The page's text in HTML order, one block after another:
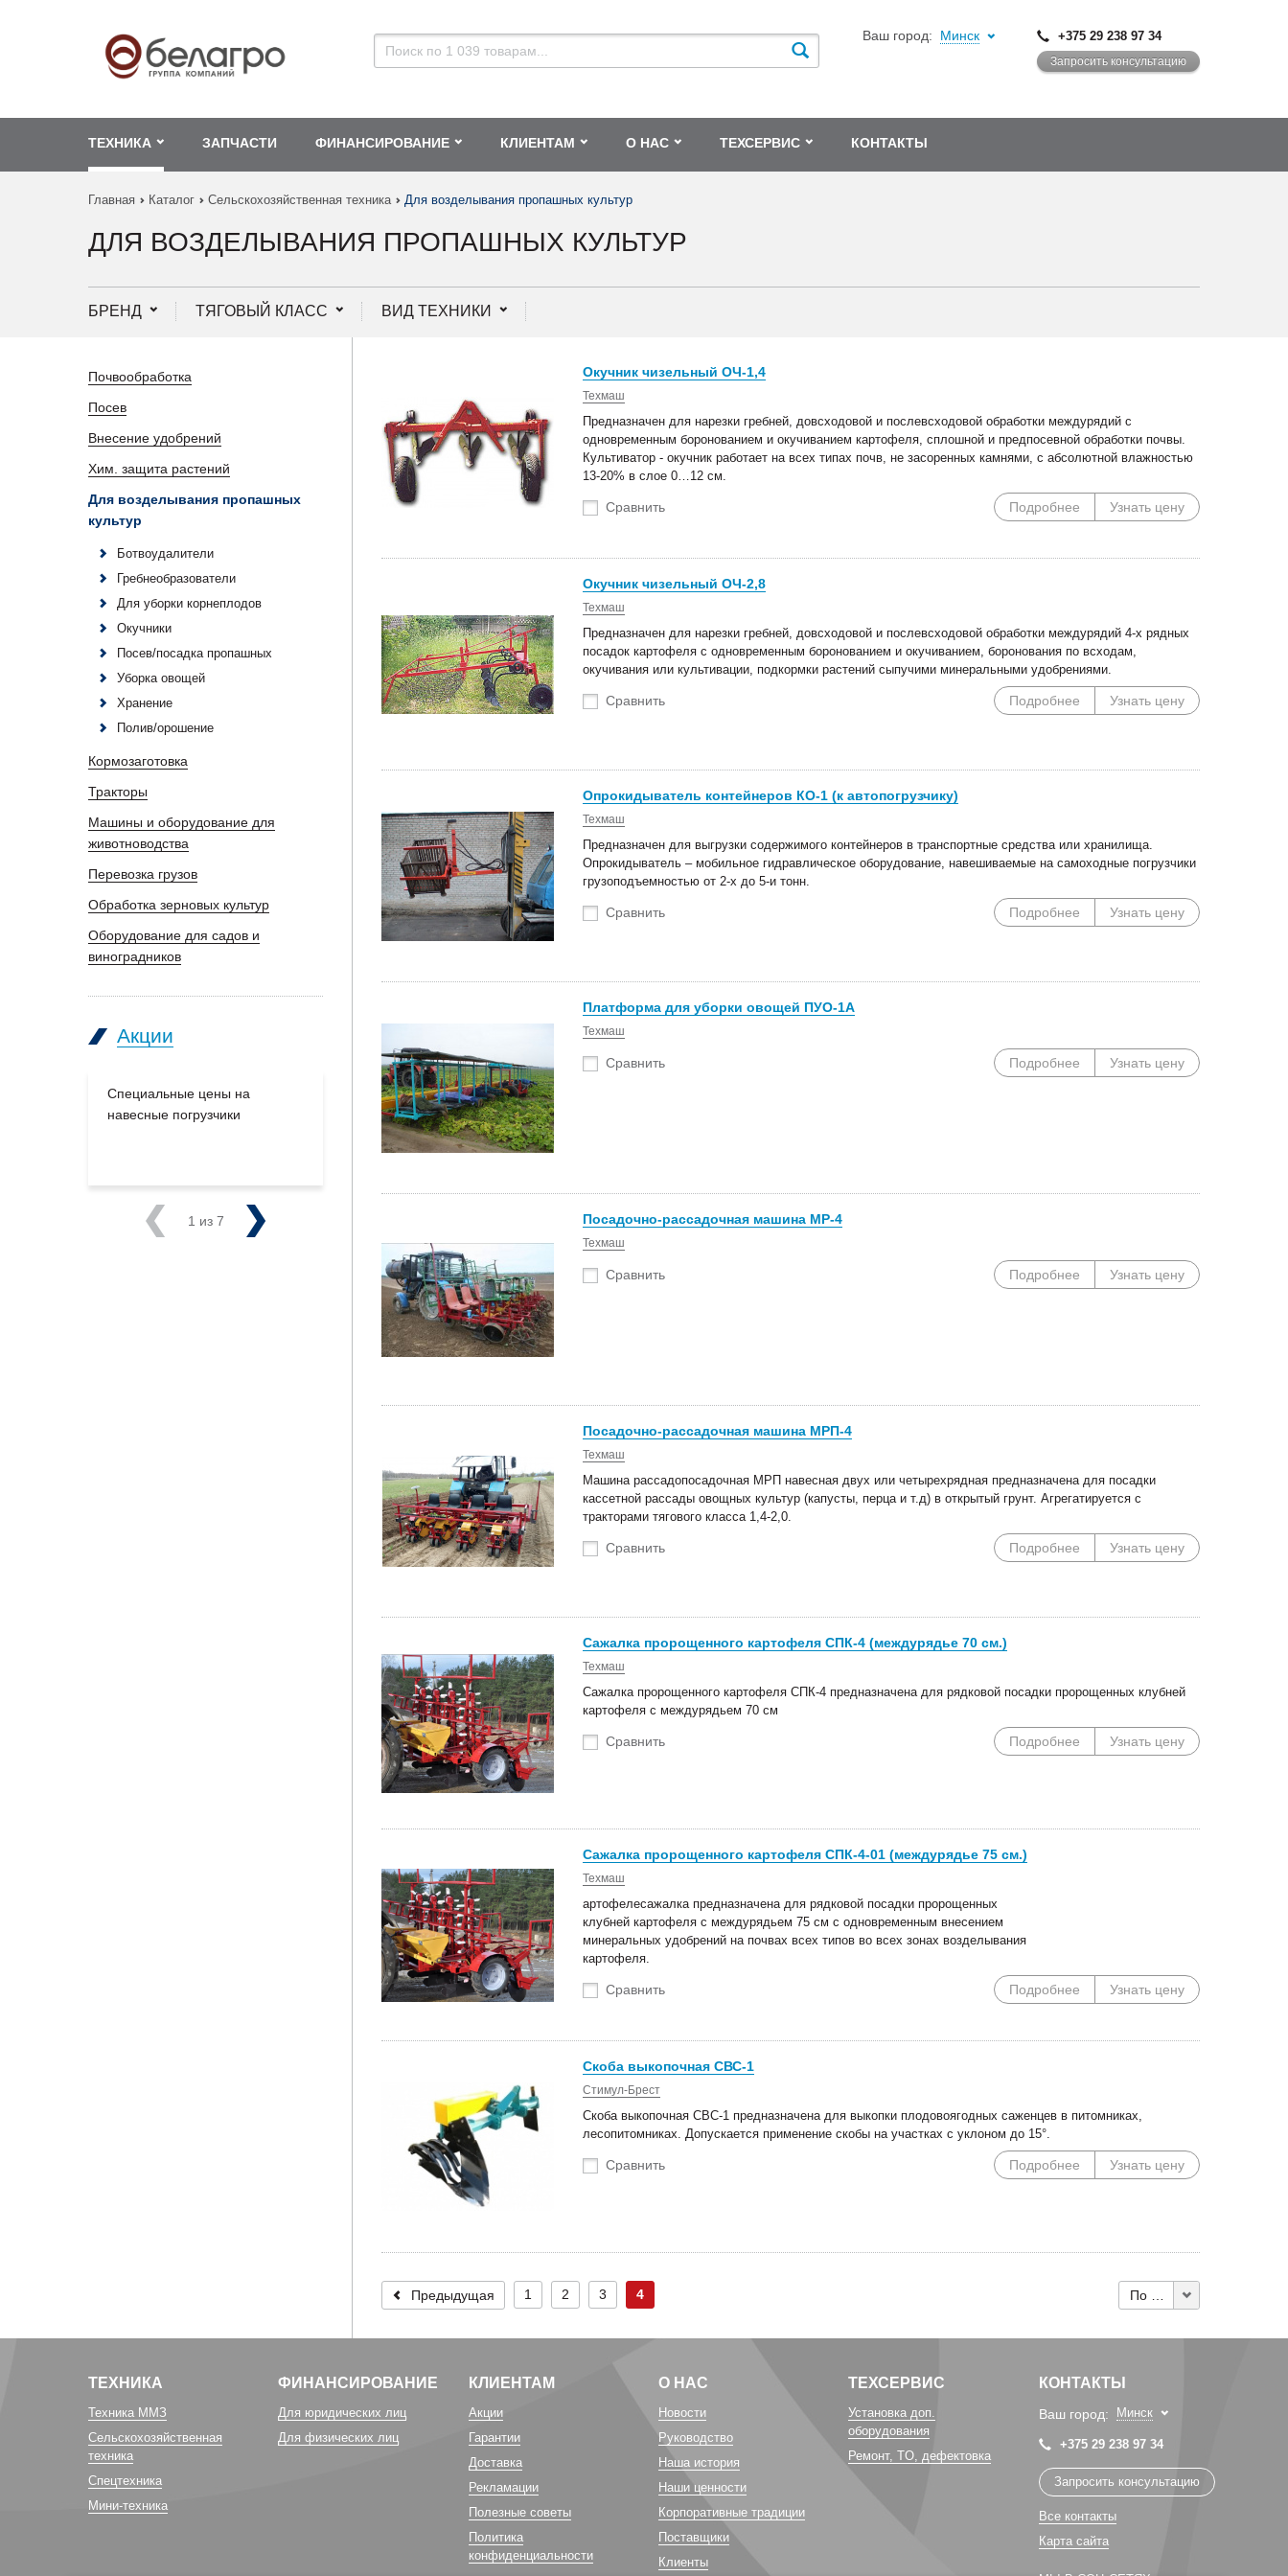
Ваш город: Минск +375 29 238 97 34
Запросить консультацию
ТЕХНИКА ЗАПЧАСТИ ФИНАНСИРОВАНИЕ КЛИЕНТАМ О НАС ТЕХСЕРВИС КОНТАКТЫ
Главная Каталог Сельскохозяйственная техника Для возделывания пропашных культур
ДЛЯ ВОЗДЕЛЫВАНИЯ ПРОПАШНЫХ КУЛЬТУР
БРЕНД ТЯГОВЫЙ КЛАСС ВИД ТЕХНИКИ
Почвообработка
Посев
Внесение удобрений
Хим. защита растений
Для возделывания пропашных
культур
Ботвоудалители
Гребнеобразователи
Для уборки корнеплодов
Окучники
Посев/посадка пропашных
Уборка овощей
Хранение
Полив/орошение
Кормозаготовка
Тракторы
Машины и оборудование для
животноводства
Перевозка грузов
Обработка зерновых культур
Оборудование для садов и
виноградников
Акции
Специальные цены на
навесные погрузчики
Большое поступление техники
производства Сальсксельмаш
на склады Белагро в Минске!
PreviousNext
1 из 7
Окучник чизельный ОЧ-1,4
Техмаш
Предназначен для нарезки гребней, довсходовой и послевсходовой обработки междурядий с
одновременным боронованием и окучиванием картофеля, сплошной и предпосевной обработки почвы.
Культиватор - окучник работает на всех типах почв, не засоренных камнями, с абсолютной влажностью
13-20% в слое 0…12 см.
Сравнить Подробнее Узнать цену
Окучник чизельный ОЧ-2,8
Техмаш
Предназначен для нарезки гребней, довсходовой и послевсходовой обработки междурядий 4-х рядных
посадок картофеля с одновременным боронованием и окучиванием, боронования по всходам,
окучивания или культивации, подкормки растений сыпучими минеральными удобрениями.
Сравнить Подробнее Узнать цену
Опрокидыватель контейнеров КО-1 (к автопогрузчику)
Техмаш
Предназначен для выгрузки содержимого контейнеров в транспортные средства или хранилища.
Опрокидыватель – мобильное гидравлическое оборудование, навешиваемые на самоходные погрузчики
грузоподъемностью от 2-х до 5-и тонн.
Сравнить Подробнее Узнать цену
Платформа для уборки овощей ПУО-1А
Техмаш
Сравнить Подробнее Узнать цену
Посадочно-рассадочная машина МР-4
Техмаш
Сравнить Подробнее Узнать цену
Посадочно-рассадочная машина МРП-4
Техмаш
Машина рассадопосадочная МРП навесная двух или четырехрядная предназначена для посадки
кассетной рассады овощных культур (капусты, перца и т.д) в открытый грунт. Агрегатируется с
тракторами тягового класса 1,4-2,0.
Сравнить Подробнее Узнать цену
Сажалка пророщенного картофеля СПК-4 (междурядье 70 см.)
Техмаш
Сажалка пророщенного картофеля СПК-4 предназначена для рядковой посадки пророщенных клубней
картофеля с междурядьем 70 см
Сравнить Подробнее Узнать цену
Сажалка пророщенного картофеля СПК-4-01 (междурядье 75 см.)
Техмаш
артофелесажалка предназначена для рядковой посадки пророщенных
клубней картофеля с междурядьем 75 см с одновременным внесением
минеральных удобрений на почвах всех типов во всех зонах возделывания
картофеля.
Сравнить Подробнее Узнать цену
Скоба выкопочная СВС-1
Стимул-Брест
Скоба выкопочная СВС-1 предназначена для выкопки плодовоягодных саженцев в питомниках,
лесопитомниках. Допускается применение скобы на участках с уклоном до 15°.
Сравнить Подробнее Узнать цену
Предыдущая 1 2 3 4 По 10
ТЕХНИКА
Техника ММЗ
Сельскохозяйственная
техника
Спецтехника
Мини-техника
ФИНАНСИРОВАНИЕ
Для юридических лиц
Для физических лиц
КЛИЕНТАМ
Акции
Гарантии
Доставка
Рекламации
Полезные советы
Политика
конфиденциальности
О НАС
Новости
Руководство
Наша история
Наши ценности
Корпоративные традиции
Поставщики
Клиенты
ТЕХСЕРВИС
Установка доп.
оборудования
Ремонт, TO, дефектовка
КОНТАКТЫ
Ваш город: Минск
+375 29 238 97 34
Запросить консультацию
Все контакты
Карта сайта